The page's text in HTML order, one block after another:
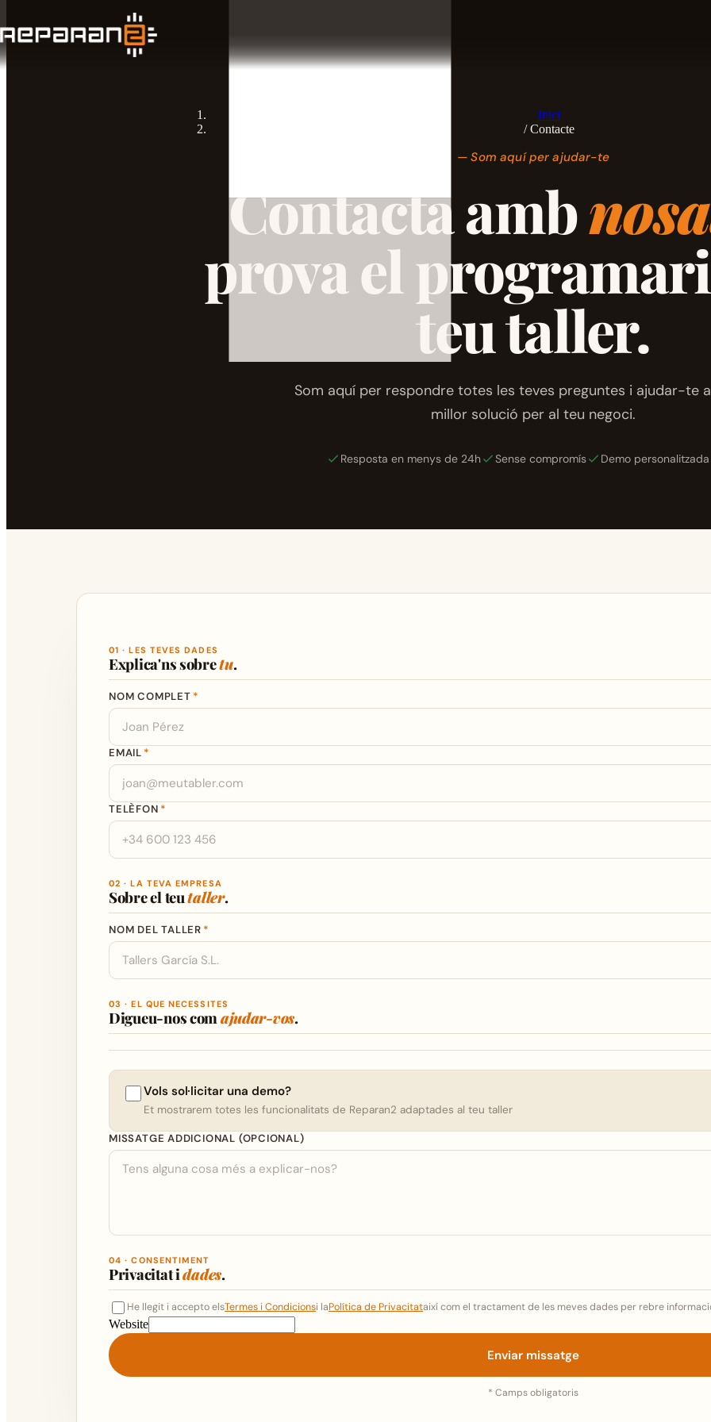
Inici
/ Contacte
— Som aquí per ajudar-te
Contacta amb
prova el
teu taller.
Som aquí per respondre totes les teves preguntes i ajudar-te
millor solució per al teu negoci.
Resposta en menys de 24h Sense compromís Demo
01 · LES TEVES DADES
Explica'ns sobretu.
NOM COMPLET *
EMAIL *
TELÈFON *
02 · LA TEVA EMPRESA
Sobre el teutaller.
NOM DEL TALLER *
03 · EL QUE NECESSITES
Digueu-nos com ajudar-vos.
Vols sol·licitar una demo?
Et mostrarem totes les funcionalitats de Reparan2 adaptades al teu taller
MISSATGE ADDICIONAL (OPCIONAL)
04 · CONSENTIMENT
Privacitat idades.
He llegit i accepto elsTermes i Condicionsi laPolítica de Privacitataixí com el tractament de les meves dades per rebre
Website
Enviar missatge
* Camps obligatoris